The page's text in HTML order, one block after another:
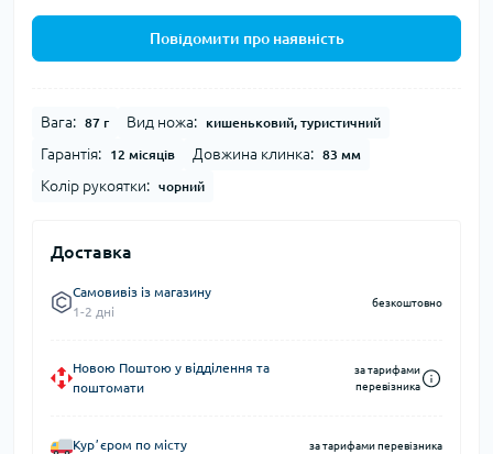
Повідомити про наявність
Вага: 87 г Вид ножа: кишеньковий, туристичний
Гарантія: 12 місяців Довжина клинка: 83 мм
Колір рукоятки: чорний
Доставка
Самовивіз із магазину
1-2 дні
безкоштовно
Новою Поштою у відділення та
поштомати
за тарифами
перевізника
Курʼєром по місту за тарифами перевізника